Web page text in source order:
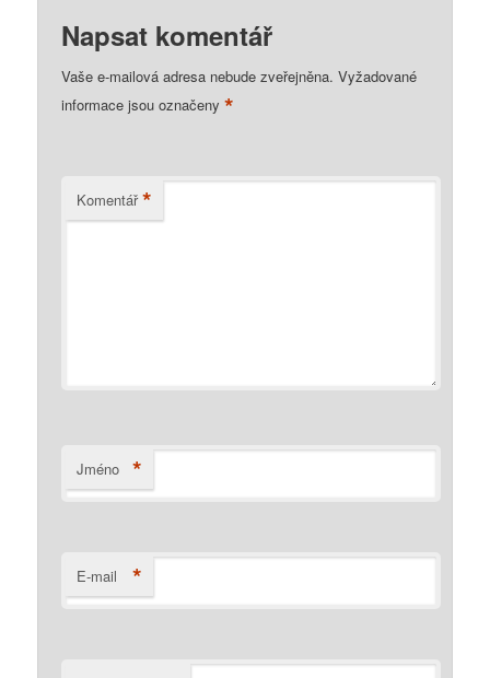
Napsat komentář
Vaše e-mailová adresa nebude zveřejněna. Vyžadované
informace jsou označeny*
Komentář *
Jméno *
E-mail *